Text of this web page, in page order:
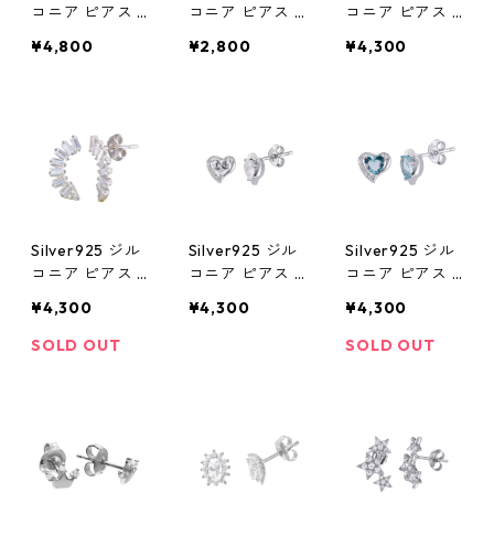
コニア ピアス 9
¥4,800
コニア ピアス 2
¥2,800
コニア ピアス 1
¥4,300
Silver925 ジル
コニア ピアス 1
¥4,300
SOLD OUT
Silver925 ジル
コニア ピアス 9
¥4,300
Silver925 ジル
コニア ピアス 9
¥4,300
SOLD OUT